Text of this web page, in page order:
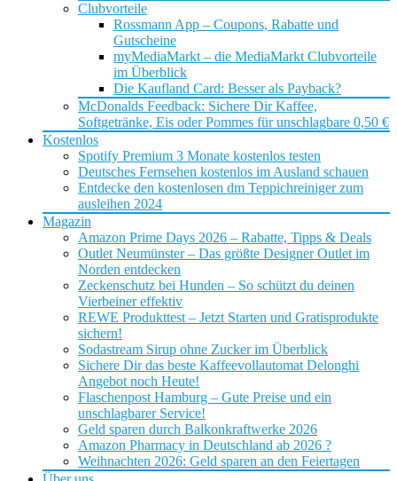
Clubvorteile
Rossmann App – Coupons, Rabatte und
Gutscheine
myMediaMarkt – die MediaMarkt Clubvorteile
im Überblick
Die Kaufland Card: Besser als Payback?
McDonalds Feedback: Sichere Dir Kaffee,
Softgetränke, Eis oder Pommes für unschlagbare 0,50 €
Kostenlos
Spotify Premium 3 Monate kostenlos testen
Deutsches Fernsehen kostenlos im Ausland schauen
Entdecke den kostenlosen dm Teppichreiniger zum
ausleihen 2024
Magazin
Amazon Prime Days 2026 – Rabatte, Tipps & Deals
Outlet Neumünster – Das größte Designer Outlet im
Norden entdecken
Zeckenschutz bei Hunden – So schützt du deinen
Vierbeiner effektiv
REWE Produkttest – Jetzt Starten und Gratisprodukte
sichern!
Sodastream Sirup ohne Zucker im Überblick
Sichere Dir das beste Kaffeevollautomat Delonghi
Angebot noch Heute!
Flaschenpost Hamburg – Gute Preise und ein
unschlagbarer Service!
Geld sparen durch Balkonkraftwerke 2026
Amazon Pharmacy in Deutschland ab 2026 ?
Weihnachten 2026: Geld sparen an den Feiertagen